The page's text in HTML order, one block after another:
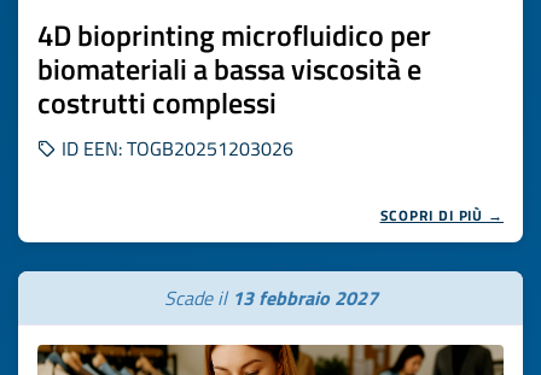
4D bioprinting microfluidico per
biomateriali a bassa viscosità e
costrutti complessi
ID EEN: TOGB20251203026
SCOPRI DI PIÙ →
Scade il 13 febbraio 2027